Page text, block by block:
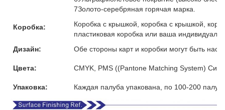
7Золото-серебряная горячая марка.
Коробка:
Коробка с крышкой, коробка с крышкой,
пластиковая коробка или ваша
Дизайн:
Обе стороны карт и коробки могут быть
Цвета: CMYK, PMS ((Pantone Matching System)
Упаковка: Каждая палуба упакована, по 100-200 палуб